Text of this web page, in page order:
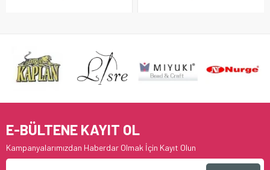
E-BÜLTENE KAYIT OL
Kampanyalarımızdan Haberdar Olmak İçin Kayıt Olun